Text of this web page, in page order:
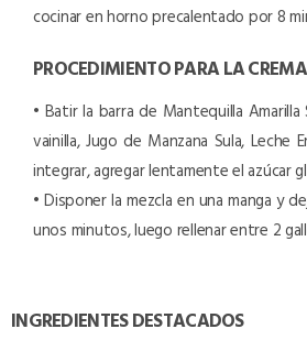
cocinar en horno precalentado por 8
PROCEDIMIENTO PARA LA CREMA
• Batir la barra de Mantequilla
vainilla, Jugo de Manzana Sula, Leche
integrar, agregar lentamente el azúcar
• Disponer la mezcla en una manga y
unos minutos, luego rellenar entre 2
INGREDIENTES DESTACADOS